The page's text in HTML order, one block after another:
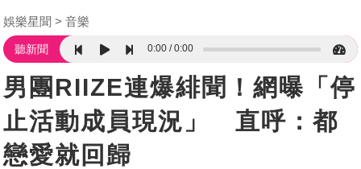
娛樂星聞 音樂
聽新聞 0:00 0:00
男團RIIZE連爆緋聞！網曝「停
止活動成員現況」 直呼：都
戀愛就回歸